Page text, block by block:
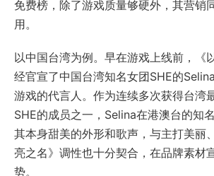
免费榜，除了游戏质量够硬外，其营销
用。
以中国台湾为例。早在游戏上线前，《
经官宣了中国台湾知名女团SHE的
游戏的代言人。作为连续多次获得台湾
SHE的成员之一，Selina在港澳台的知
其本身甜美的外形和歌声，与主打美丽
亮之名》调性也十分契合，在品牌素材
势。